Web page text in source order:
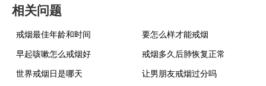
相关问题
戒烟最佳年龄和时间
要怎么样才能戒烟
早起咳嗽怎么戒烟好
戒烟多久后肺恢复正常
世界戒烟日是哪天
让男朋友戒烟过分吗